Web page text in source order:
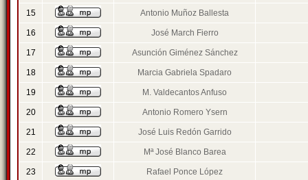
15 Antonio Muñoz Ballesta
16 José March Fierro
17 Asunción Giménez Sánchez
18 Marcia Gabriela Spadaro
19 M. Valdecantos Anfuso
20 Antonio Romero Ysern
21 José Luis Redón Garrido
22 Mª José Blanco Barea
23 Rafael Ponce López